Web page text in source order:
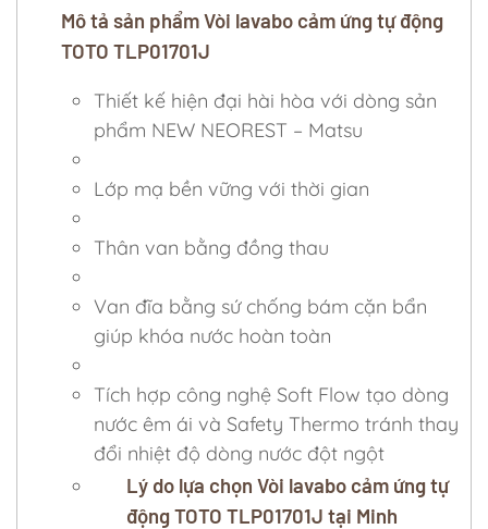
Mô tả sản phẩm Vòi lavabo cảm ứng tự động
TOTO TLP01701J
Thiết kế hiện đại hài hòa với dòng sản
phẩm NEW NEOREST – Matsu
Lớp mạ bền vững với thời gian
Thân van bằng đồng thau
Van đĩa bằng sứ chống bám cặn bẩn
giúp khóa nước hoàn toàn
Tích hợp công nghệ Soft Flow tạo dòng
nước êm ái và Safety Thermo tránh thay
đổi nhiệt độ dòng nước đột ngột
Lý do lựa chọn Vòi lavabo cảm ứng tự
động TOTO TLP01701J tại Minh